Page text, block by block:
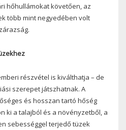
hőhullámokat követően, az
több mint negyedében volt
részvétel is kiválthatja – de
szerepet játszhatnak. A
és hosszan tartó hőség
ki a talajból és a növényzetből, a
sebességgel terjedő tüzek